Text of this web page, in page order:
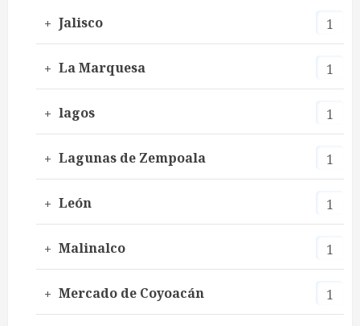
Jalisco 1
La Marquesa 1
lagos 1
Lagunas de Zempoala 1
León 1
Malinalco 1
Mercado de Coyoacán 1